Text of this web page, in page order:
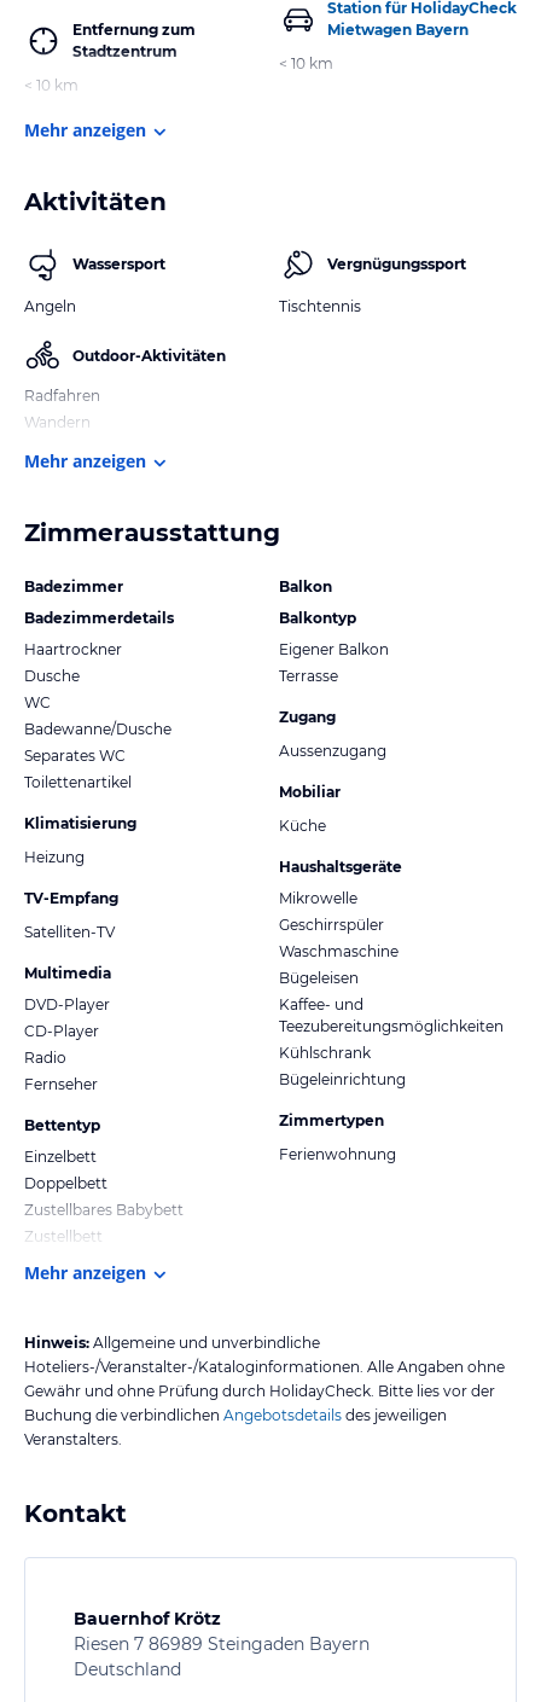
Entfernung zum
Stadtzentrum
< 10 km
Station für HolidayCheck
Mietwagen Bayern
< 10 km
Mehr anzeigen
Aktivitäten
Wassersport
Angeln
Outdoor-Aktivitäten
Radfahren
Wandern
Vergnügungssport
Tischtennis
Mehr anzeigen
Zimmerausstattung
Badezimmer
Badezimmerdetails
Haartrockner
Dusche
WC
Badewanne/Dusche
Separates WC
Toilettenartikel
Klimatisierung
Heizung
TV-Empfang
Satelliten-TV
Multimedia
DVD-Player
CD-Player
Radio
Fernseher
Bettentyp
Einzelbett
Doppelbett
Zustellbares Babybett
Zustellbett
Balkon
Balkontyp
Eigener Balkon
Terrasse
Zugang
Aussenzugang
Mobiliar
Küche
Haushaltsgeräte
Mikrowelle
Geschirrspüler
Waschmaschine
Bügeleisen
Kaffee- und
Teezubereitungsmöglichkeiten
Kühlschrank
Bügeleinrichtung
Zimmertypen
Ferienwohnung
Mehr anzeigen
Hinweis: Allgemeine und unverbindliche
Hoteliers-/Veranstalter-/Kataloginformationen. Alle Angaben ohne
Gewähr und ohne Prüfung durch HolidayCheck. Bitte lies vor der
Buchung die verbindlichen Angebotsdetails des jeweiligen
Veranstalters.
Kontakt
Bauernhof Krötz
Riesen 7 86989 Steingaden Bayern
Deutschland